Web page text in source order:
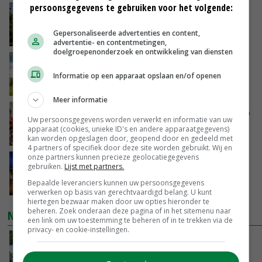
Kamervragen over onttrekkingsverbod,
VANDAAG, 16:27
overkant’
Oorlogen en El Niño stuwen voedselprijzen op
VANDAAG, 15:04
Nettowinst Royal A-ware onder druk ondanks
hogere omzet
VANDAAG, 14:35
NIEUWSTE VIDEO'S
Oekraïne-vlogger Kees Huizinga: ‘Bezoek van
de ambassade mag zelf groente plukken’
persoonsgegevens te gebruiken voor het volgende:
Gepersonaliseerde advertenties en content,
advertentie- en contentmetingen,
doelgroepenonderzoek en ontwikkeling van diensten
Informatie op een apparaat opslaan en/of openen
Meer informatie
Uw persoonsgegevens worden verwerkt en informatie van uw
apparaat (cookies, unieke ID's en andere apparaatgegevens)
kan worden opgeslagen door, geopend door en gedeeld met
4 partners of specifiek door deze site worden gebruikt. Wij en
onze partners kunnen precieze geolocatiegegevens
gebruiken. Lijst met partners.
Bepaalde leveranciers kunnen uw persoonsgegevens
verwerken op basis van gerechtvaardigd belang. U kunt
hiertegen bezwaar maken door uw opties hieronder te
beheren. Zoek onderaan deze pagina of in het sitemenu naar
een link om uw toestemming te beheren of in te trekken via de
privacy- en cookie-instellingen.